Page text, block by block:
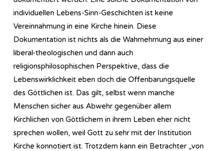
individuellen Lebens-Sinn-Geschichten ist keine
Vereinnahmung in eine Kirche hinein. Diese
Dokumentation ist nichts als die Wahrnehmung aus einer
liberal-theologischen und dann auch
religionsphilosophischen Perspektive, dass die
Lebenswirklichkeit eben doch die Offenbarungsquelle
des Göttlichen ist. Das gilt, selbst wenn manche
Menschen sicher aus Abwehr gegenüber allem
Kirchlichen von Göttlichem in ihrem Leben eher nicht
sprechen wollen, weil Gott zu sehr mit der Institution
Kirche konnotiert ist. Trotzdem kann ein Betrachter „von